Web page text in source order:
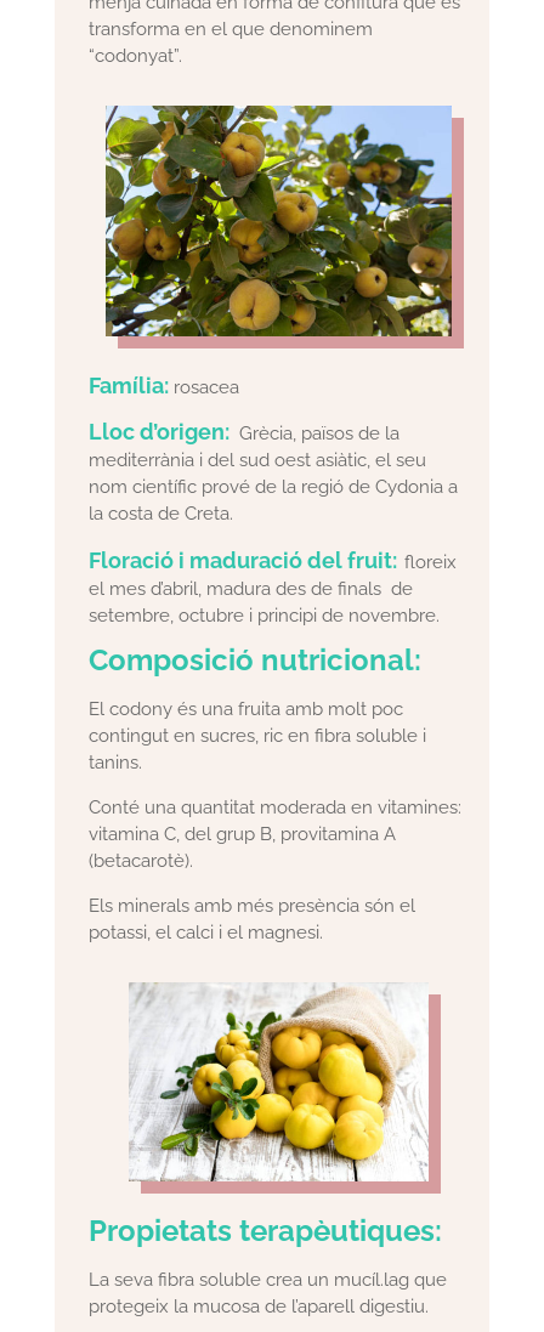
transforma en el que denominem
“codonyat”.
Família: rosacea
Lloc d’origen: Grècia, països de la
mediterrània i del sud oest asiàtic, el seu
nom científic prové de la regió de Cydonia a
la costa de Creta.
Floració i maduració del fruit: floreix
el mes d’abril, madura des de finals de
setembre, octubre i principi de novembre.
Composició nutricional:
El codony és una fruita amb molt poc
contingut en sucres, ric en fibra soluble i
tanins.
Conté una quantitat moderada en vitamines:
vitamina C, del grup B, provitamina A
(betacarotè).
Els minerals amb més presència són el
potassi, el calci i el magnesi.
Propietats terapèutiques:
La seva fibra soluble crea un mucíl.lag que
protegeix la mucosa de l’aparell digestiu.